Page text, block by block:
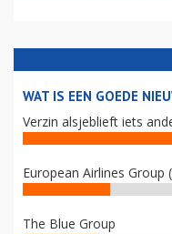
WAT IS EEN GOEDE
Verzin alsjeblieft iets
European Airlines Group
The Blue Group